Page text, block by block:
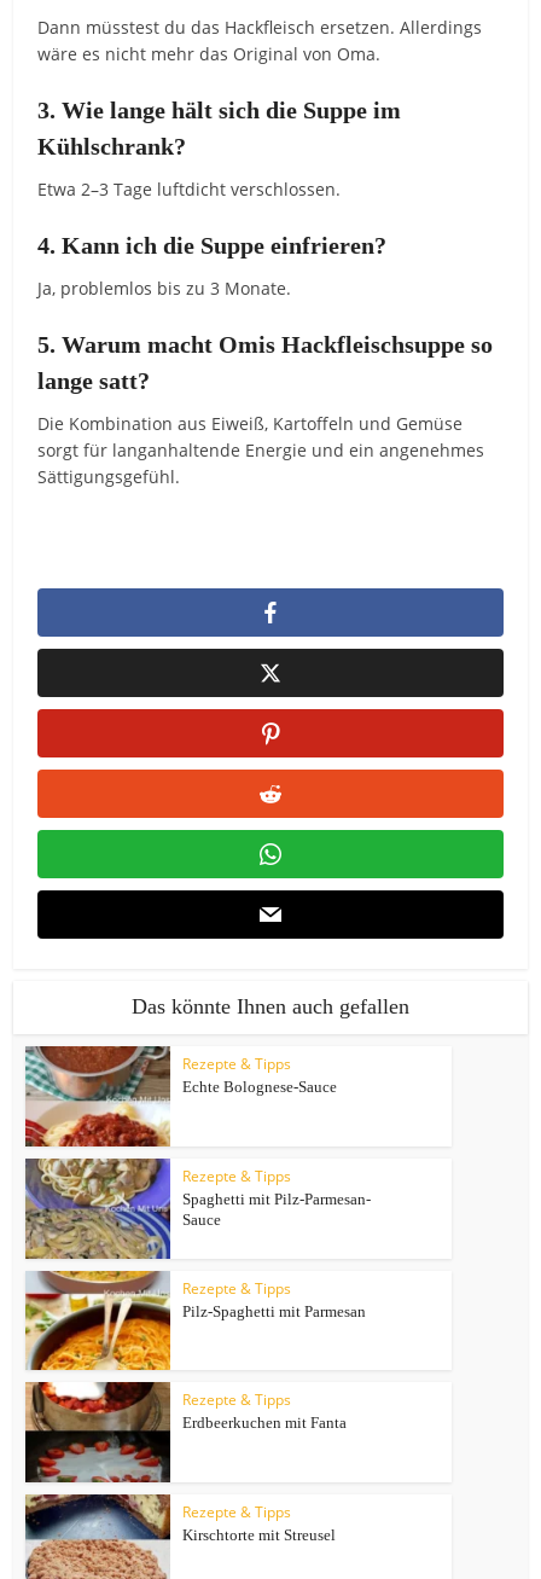
Dann müsstest du das Hackfleisch ersetzen. Allerdings
wäre es nicht mehr das Original von Oma.
3. Wie lange hält sich die Suppe im
Kühlschrank?
Etwa 2–3 Tage luftdicht verschlossen.
4. Kann ich die Suppe einfrieren?
Ja, problemlos bis zu 3 Monate.
5. Warum macht Omis Hackfleischsuppe so
lange satt?
Die Kombination aus Eiweiß, Kartoffeln und Gemüse
sorgt für langanhaltende Energie und ein angenehmes
Sättigungsgefühl.
Das könnte Ihnen auch gefallen
Rezepte & Tipps
Echte Bolognese-Sauce
Rezepte & Tipps
Spaghetti mit Pilz-Parmesan-
Sauce
Rezepte & Tipps
Pilz-Spaghetti mit Parmesan
Rezepte & Tipps
Erdbeerkuchen mit Fanta
Rezepte & Tipps
Kirschtorte mit Streusel